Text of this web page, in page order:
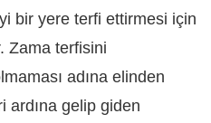
bir yere terfi ettirmesi için
Zama terfisini
adına elinden
ardına gelip giden